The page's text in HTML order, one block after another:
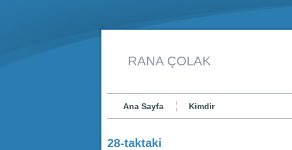
RANA ÇOLAK
Ana Sayfa Kimdir
28-taktaki